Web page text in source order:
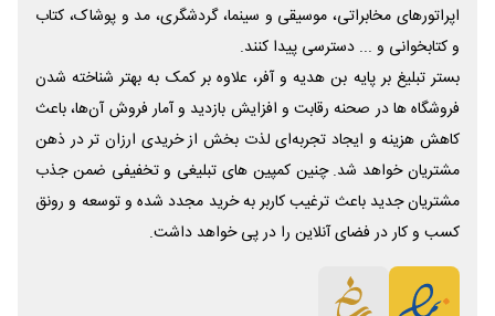
اپراتورهای مخابراتی، موسیقی و سینما، گردشگری، مد و پوشاک، کتاب
و کتابخوانی و ... دسترسی پیدا کنند.
بستر تبلیغ بر پایه بن هدیه و آفر، علاوه بر کمک به بهتر شناخته شدن
فروشگاه ها در صحنه رقابت و افزایش بازدید و آمار فروش آن‌ها، باعث
کاهش هزینه و ایجاد تجربه‌ای لذت بخش از خریدی ارزان تر در ذهن
مشتریان خواهد شد. چنین کمپین های تبلیغی و تخفیفی ضمن جذب
مشتریان جدید باعث ترغیب کاربر به خرید مجدد شده و توسعه و رونق
کسب و کار در فضای آنلاین را در پی خواهد داشت.